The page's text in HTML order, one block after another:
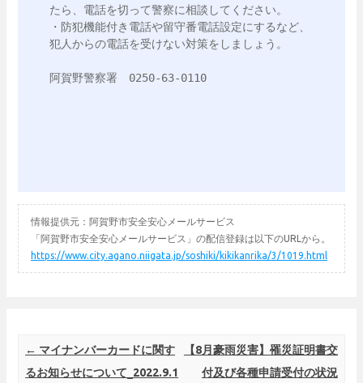
たら、電話を切って警察に相談してください。
・防犯機能付き電話や留守番電話設定にするなど、
犯人からの電話を受けない対策をしましょう。
阿賀野警察署　0250-63-0110
情報提供元：阿賀野市安全安心メールサービス
「阿賀野市安全安心メールサービス」の配信登録は以下のURLから。
https://www.city.agano.niigata.jp/soshiki/kikikanrika/3/1019.html
Post navigation
← マイナンバーカードに関す
るお知らせについて_2022.9.1
【8月豪雨災害】罹災証明書交
付及び各種申請受付の状況